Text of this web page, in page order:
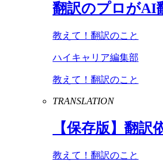
翻訳のプロがAI
教えて！翻訳のこと
ハイキャリア編集部
教えて！翻訳のこと
TRANSLATION
【保存版】翻
教えて！翻訳のこと